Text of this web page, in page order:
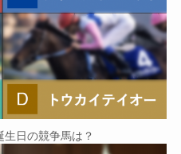
日の競争馬は？